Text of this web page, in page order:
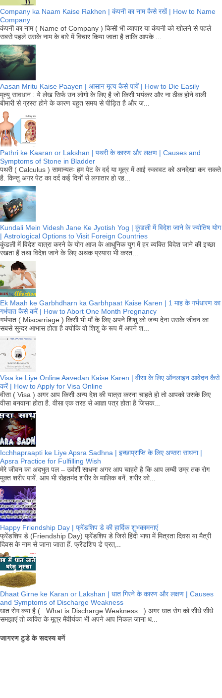
Company ka Naam Kaise Rakhen | कंपनी का नाम कैसे रखें | How to Name
Company
कंपनी का नाम ( Name of Company ) किसी भी व्यापार या कंपनी को खोलने से पहले
सबसे पहले उसके नाम के बारे में विचार किया जाता है ताकि आपके ...
Aasan Mritu Kaise Paayen | आसान मृत्य कैसे पायें | How to Die Easily
मृत्यु सावधान : ये लेख सिर्फ उन लोगो के लिए है जो किसी भयंकर और ना ठीक होने वाली
बीमारी से ग्रस्त होने के कारण बहुत समय से पीड़ित है और ज...
Pathri ke Kaaran or Lakshan | पथरी के कारण और लक्षण | Causes and
Symptoms of Stone in Bladder
पथरी ( Calculus ) सामान्यतः हम पेट के दर्द या मूत्र में आई रुकावट को अनदेखा कर सकते
है. किन्तु अगर पेट का दर्द कई दिनों से लगातार हो रह...
Kundali Mein Videsh Jane Ke Jyotish Yog | कुंडली में विदेश जाने के ज्योतिष योग
| Astrological Options to Visit Foreign Countries
कुंडली में विदेश यात्रा करने के योग आज के आधुनिक युग में हर व्यक्ति विदेश जाने की इच्छा
रखता हैं तथा विदेश जाने के लिए अथक प्रयास भी करत...
Ek Maah ke Garbhdharn ka Garbhpaat Kaise Karen | 1 माह के गर्भधारण का
गर्भपात कैसे करें | How to Abort One Month Pregnancy
गर्भपात ( Miscarriage ) किसी भी माँ के लिए अपने शिशु को जन्म देना उसके जीवन का
सबसे सुन्दर आभास होता है क्योकि वो शिशु के रूप में अपने श...
Visa ke Liye Online Aavedan Kaise Karen | वीसा के लिए ऑनलाइन आवेदन कैसे
करें | How to Apply for Visa Online
वीसा ( Visa ) अगर आप किसी अन्य देश की यात्रा करना चाहते हो तो आपको उसके लिए
वीसा बनवाना होता है. वीसा एक तरह से आज्ञा पत्र होता है जिसक...
Icchhapraapti ke Liye Apsra Sadhna | इच्छाप्राप्ति के लिए अप्सरा साधना |
Apsra Practice for Fulfilling Wish
मेरे जीवन का अदभुत पल – उर्वशी साधना अगर आप चाहते है कि आप लम्बी उम्र तक रोग
मुक्त शरीर पायें. आप भी सेहतमंद शरीर के मालिक बनें. शरीर को...
Happy Friendship Day | फ्रेंडशिप डे की हार्दिक शुभकामनाएं
फ्रेंडशिप डे (Friendship Day) फ्रेंडशिप डे जिसे हिंदी भाषा में मित्रता दिवस या मैत्री
दिवस के नाम से जाना जाता हैं. फ्रेंडशिप डे प्रत्...
Dhaat Girne ke Karan or Lakshan | धात गिरने के कारण और लक्षण | Causes
and Symptoms of Discharge Weakness
धात रोग क्या है ( What is Discharge Weakness ) अगर धात रोग को सीधे सीधे
समझाएं तो व्यक्ति के मूत्र मेंवीर्यका भी अपने आप निकल जाना ध...
जागरण टुडे के सदस्य बनें